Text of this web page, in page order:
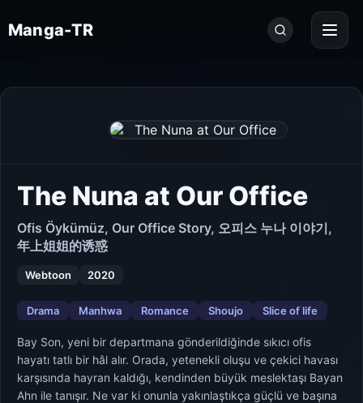
Manga-TR
Seri
ara...
The Nuna at Our Office
Ofis Öykümüz, Our Office Story, 오피스 누나 이야기,
年上姐姐的诱惑
Webtoon 2020
Drama Manhwa Romance Shoujo Slice of life
Bay Son, yeni bir departmana gönderildiğinde sıkıcı ofis
hayatı tatlı bir hâl alır. Orada, yetenekli oluşu ve çekici havası
karşısında hayran kaldığı, kendinden büyük meslektaşı Bayan
Ahn ile tanışır. Ne var ki onunla yakınlaştıkça güçlü ve başına